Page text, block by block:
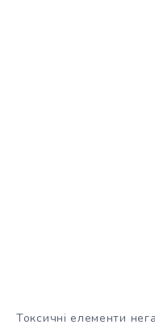
Токсичні елементи